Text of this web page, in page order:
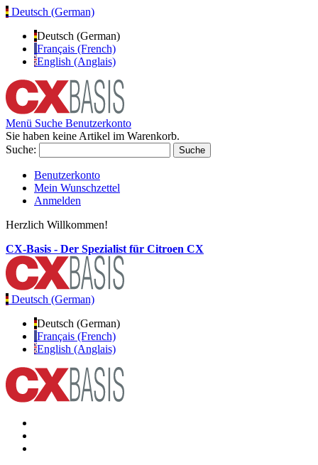
Deutsch (German)
Deutsch (German)
Français (French)
English (Anglais)
Menü Suche Benutzerkonto
Sie haben keine Artikel im Warenkorb.
Suche:
Suche
Benutzerkonto
Mein Wunschzettel
Anmelden
Herzlich Willkommen!
CX-Basis - Der Spezialist für Citroen CX
Deutsch (German)
Deutsch (German)
Français (French)
English (Anglais)